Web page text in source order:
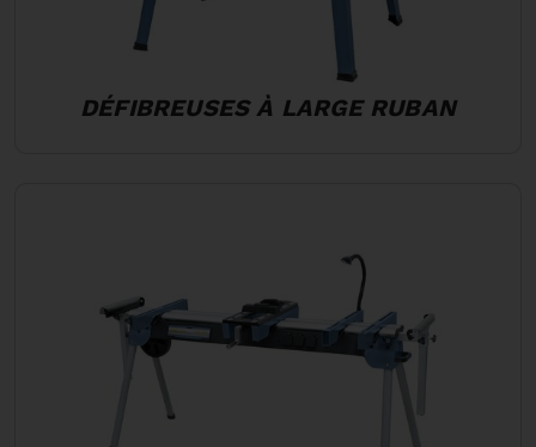
DÉFIBREUSES À LARGE RUBAN